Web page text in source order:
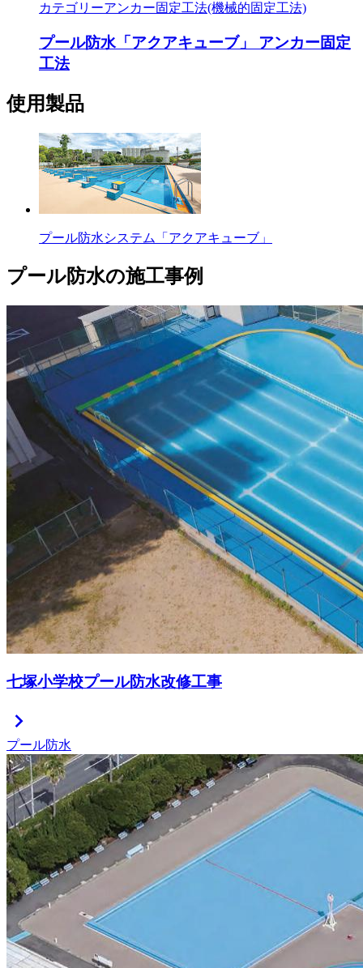
カテゴリーアンカー固定工法(機械的固定工法)
プール防水「アクアキューブ」 アンカー固定
工法
使用製品
プール防水システム「アクアキューブ」
プール防水の施工事例
七塚小学校プール防水改修工事
chevron_right
プール防水